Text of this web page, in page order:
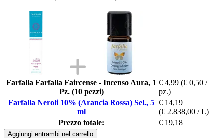
Farfalla Farfalla Faircense - Incenso Aura, 1
Pz. (10 pezzi)
€ 4,99 (€ 0,50 /
pz.)
Farfalla Neroli 10% (Arancia Rossa) Sel., 5
ml
€ 14,19
(€ 2.838,00 / L)
Prezzo totale:
€ 19,18
Aggiungi entrambi nel carrello